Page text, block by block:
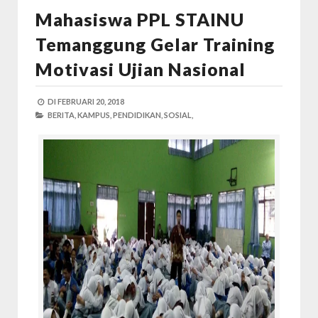
Mahasiswa PPL STAINU
Temanggung Gelar Training
Motivasi Ujian Nasional
DI FEBRUARI 20, 2018
BERITA, KAMPUS, PENDIDIKAN, SOSIAL,